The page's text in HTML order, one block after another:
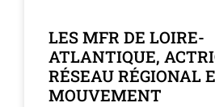
LES MFR DE LOIRE-
ATLANTIQUE,
RÉSEAU RÉGIONAL
MOUVEMENT